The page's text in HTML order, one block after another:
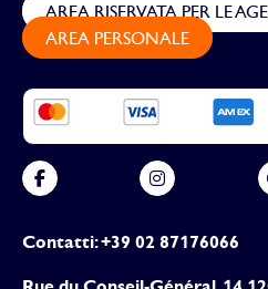
Contatti: +39 02 87176066
AREA RISERVATA PER LE
AREA PERSONALE